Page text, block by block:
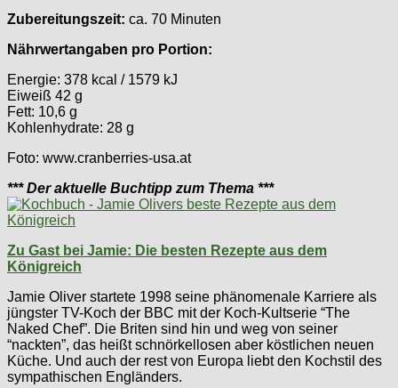
Zubereitungszeit: ca. 70 Minuten
Nährwertangaben pro Portion:
Energie: 378 kcal / 1579 kJ
Eiweiß 42 g
Fett: 10,6 g
Kohlenhydrate: 28 g
Foto: www.cranberries-usa.at
*** Der aktuelle Buchtipp zum Thema ***
Zu Gast bei Jamie: Die besten Rezepte aus dem
Königreich
Jamie Oliver startete 1998 seine phänomenale Karriere als
jüngster TV-Koch der BBC mit der Koch-Kultserie “The
Naked Chef”. Die Briten sind hin und weg von seiner
“nackten”, das heißt schnörkellosen aber köstlichen neuen
Küche. Und auch der rest von Europa liebt den Kochstil des
sympathischen Engländers.